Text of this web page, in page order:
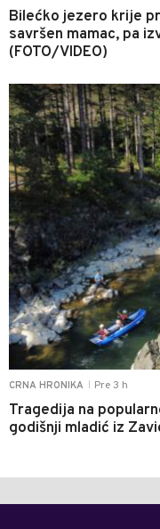
Bilećko jezero krije
savršen mamac, pa
(FOTO/VIDEO)
CRNA HRONIKA Pre 3 h
Tragedija na
godišnji mladić iz